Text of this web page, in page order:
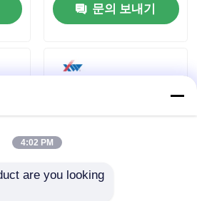
서
서
문의 보내기
4:02 PM
are you looking